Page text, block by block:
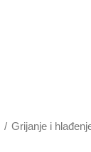
Grijanje i